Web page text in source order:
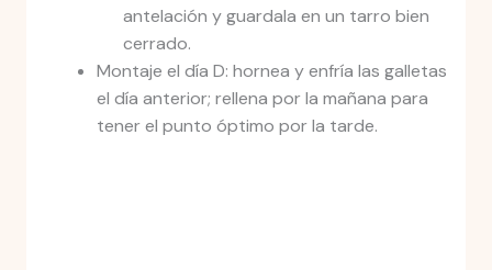
antelación y guardala en un tarro bien
cerrado.
Montaje el día D: hornea y enfría las galletas
el día anterior; rellena por la mañana para
tener el punto óptimo por la tarde.